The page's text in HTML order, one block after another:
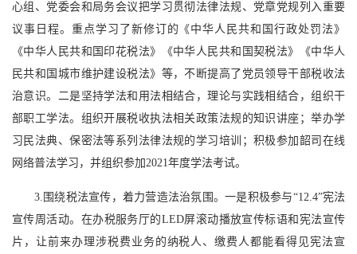
心组、党委会和局务会议把学习贯彻法律法规、党章党规列入重要
议事日程。重点学习了新修订的《中华人民共和国行政处罚法》
《中华人民共和国印花税法》《中华人民共和国契税法》《中华人
民共和国城市维护建设税法》等，不断提高了党员领导干部税收法
治意识。二是坚持学法和用法相结合，理论与实践相结合，组织干
部职工学法。组织开展税收执法相关政策法规的知识讲座；举办学
习民法典、保密法等系列法律法规的学习培训；积极参加韶司在线
网络普法学习，并组织参加2021年度学法考试。
3.围绕税法宣传，着力营造法治氛围。一是积极参与“12.4”宪法
宣传周活动。在办税服务厅的LED屏滚动播放宣传标语和宪法宣传
片，让前来办理涉税费业务的纳税人、缴费人都能看得见宪法宣